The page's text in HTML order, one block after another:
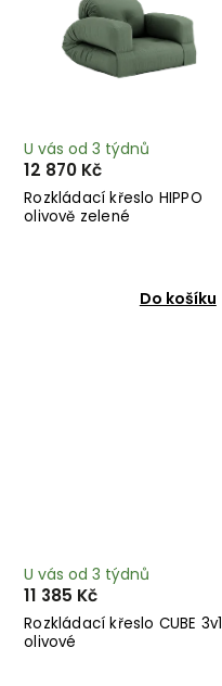
Rozkládací křeslo HIPPO
olivově zelené
U vás od 3 týdnů
12 870 Kč
Do košíku
Rozkládací křeslo CUBE 3v1
olivové
U vás od 3 týdnů
11 385 Kč